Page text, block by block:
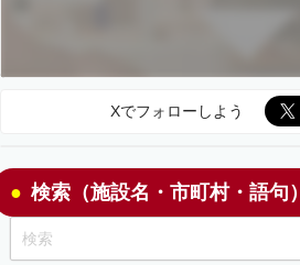
Xでフォローしよう
検索（施設名・市町村・語句）